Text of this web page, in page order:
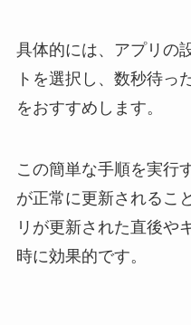
具体的には、アプリの
トを選択し、数秒待っ
をおすすめします。
この簡単な手順を実行
が正常に更新されるこ
リが更新された直後や
時に効果的です。